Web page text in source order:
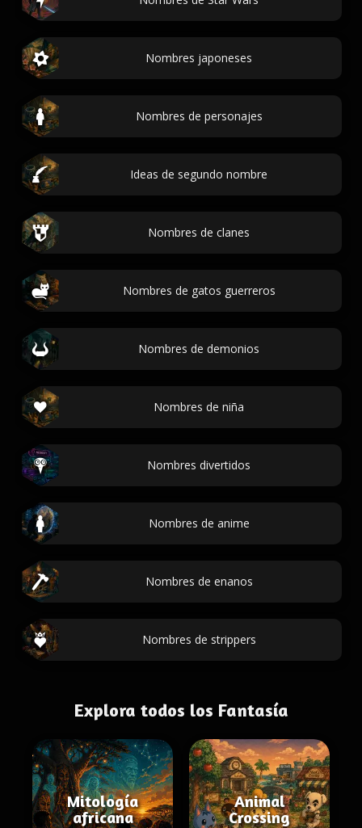
Nombres japoneses
Nombres de personajes
Ideas de segundo nombre
Nombres de clanes
Nombres de gatos guerreros
Nombres de demonios
Nombres de niña
Nombres divertidos
Nombres de anime
Nombres de enanos
Nombres de strippers
Explora todos los Fantasía
Mitología
africana
Animal
Crossing